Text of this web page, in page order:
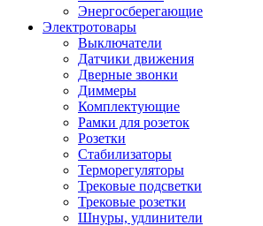
Энергосберегающие
Электротовары
Выключатели
Датчики движения
Дверные звонки
Диммеры
Комплектующие
Рамки для розеток
Розетки
Стабилизаторы
Терморегуляторы
Трековые подсветки
Трековые розетки
Шнуры, удлинители